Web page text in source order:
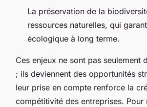
La préservation de la
ressources naturelles, qui
écologique à long terme.
Ces enjeux ne sont pas seulement
; ils deviennent des opportunités
leur prise en compte renforce la
compétitivité des entreprises. Pour